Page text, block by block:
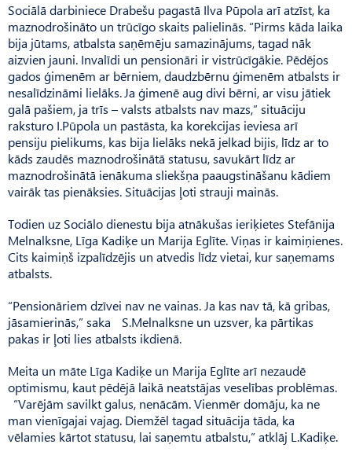
Sociālā darbiniece Drabešu pagastā Ilva Pūpola arī atzīst, ka
maznodrošināto un trūcīgo skaits palielinās. “Pirms kāda laika
bija jūtams, atbalsta saņēmēju samazinājums, tagad nāk
aizvien jauni. Invalīdi un pensionāri ir vistrūcīgākie. Pēdējos
gados ģimenēm ar bērniem, daudzbērnu ģimenēm atbalsts ir
nesalīdzināmi lielāks. Ja ģimenē aug divi bērni, ar visu jātiek
galā pašiem, ja trīs – valsts atbalsts nav mazs,” situāciju
raksturo I.Pūpola un pastāsta, ka korekcijas ieviesa arī
pensiju pielikums, kas bija lielāks nekā jelkad bijis, līdz ar to
kāds zaudēs maznodrošinātā statusu, savukārt līdz ar
maznodrošinātā ienākuma sliekšņa paaugstināšanu kādiem
vairāk tas pienāksies. Situācijas ļoti strauji mainās.
Todien uz Sociālo dienestu bija atnākušas ieriķietes Stefānija
Melnalksne, Līga Kadiķe un Marija Eglīte. Viņas ir kaimiņienes.
Cits kaimiņš izpalīdzējis un atvedis līdz vietai, kur saņemams
atbalsts.
“Pensionāriem dzīvei nav ne vainas. Ja kas nav tā, kā gribas,
jāsamierinās,” saka S.Melnalksne un uzsver, ka pārtikas
pakas ir ļoti lies atbalsts ikdienā.
Meita un māte Līga Kadiķe un Marija Eglīte arī nezaudē
optimismu, kaut pēdējā laikā neatstājas veselības problēmas.
“Varējām savilkt galus, nenācām. Vienmēr domāju, ka ne
man vienīgajai vajag. Diemžēl tagad situācija tāda, ka
vēlamies kārtot statusu, lai saņemtu atbalstu,” atklāj L.Kadiķe.